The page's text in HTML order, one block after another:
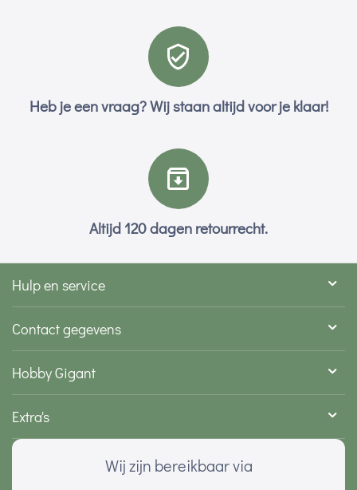
Heb je een vraag? Wij staan altijd voor je klaar!
Altijd 120 dagen retourrecht.
Hulp en service
Contact gegevens
Hobby Gigant
Extra's
Wij zijn bereikbaar via